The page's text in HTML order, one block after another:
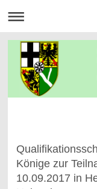
Könige zur
10.09.2017 in